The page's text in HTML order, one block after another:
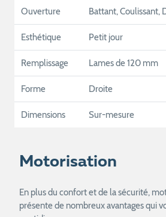
Ouverture Battant, Coulissant,
Esthétique Petit jour
Remplissage Lames de 120 mm
Forme Droite
Dimensions Sur-mesure
Motorisation
En plus du confort et de la sécurité,
présente de nombreux avantages qui